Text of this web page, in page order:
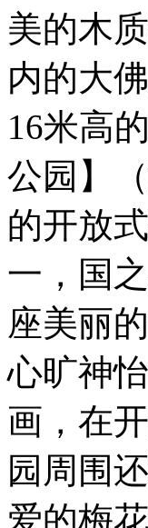
美的木
内的大
16米高
公园】
的开放
一，国
座美丽
心旷神
画，在
园周围
爱的梅